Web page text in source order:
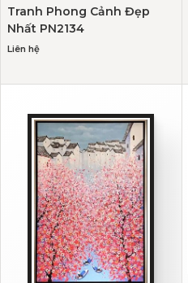
Tranh Phong Cảnh Đẹp
Nhất PN2134
Liên hệ